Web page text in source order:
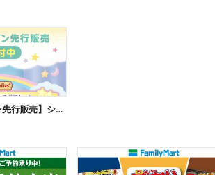
【ファミマオンライン先行販売】シルバニアファミリー